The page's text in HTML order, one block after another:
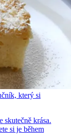
který si
skutečně krása.
si je během